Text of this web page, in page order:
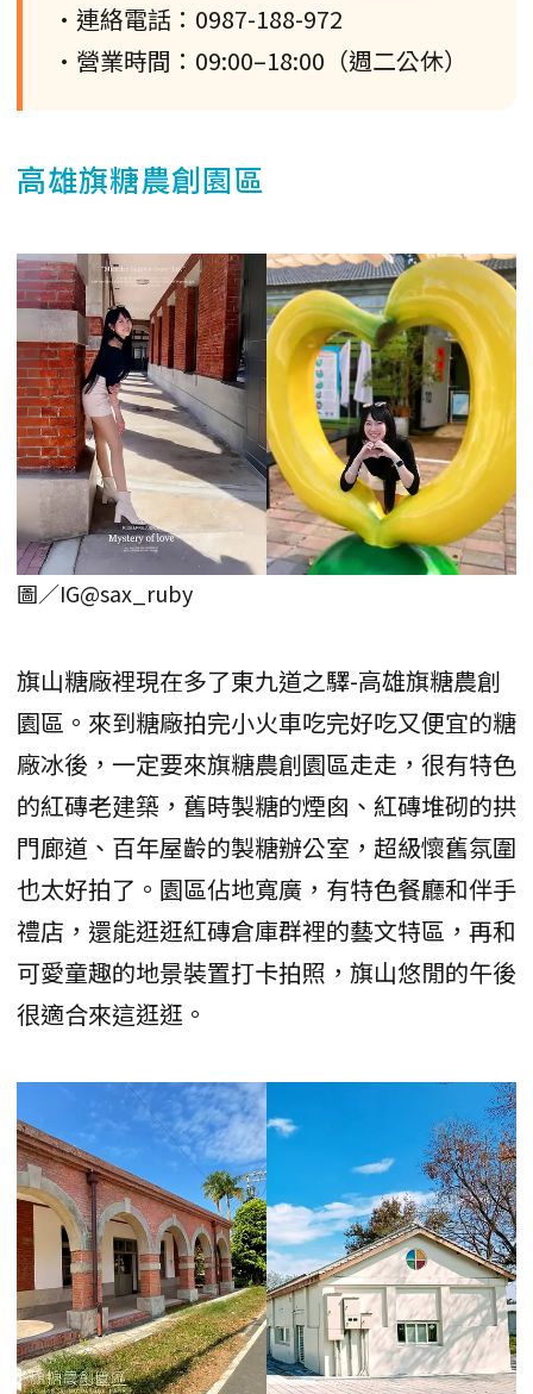
•連絡電話：0987-188-972
•營業時間：09:00–18:00（週二公休）
高雄旗糖農創園區
圖／IG@sax_ruby
旗山糖廠裡現在多了東九道之驛-高雄旗糖農創
園區。來到糖廠拍完小火車吃完好吃又便宜的糖
廠冰後，一定要來旗糖農創園區走走，很有特色
的紅磚老建築，舊時製糖的煙囪、紅磚堆砌的拱
門廊道、百年屋齡的製糖辦公室，超級懷舊氛圍
也太好拍了。園區佔地寬廣，有特色餐廳和伴手
禮店，還能逛逛紅磚倉庫群裡的藝文特區，再和
可愛童趣的地景裝置打卡拍照，旗山悠閒的午後
很適合來這逛逛。